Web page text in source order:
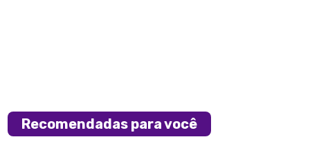
Recomendadas para você